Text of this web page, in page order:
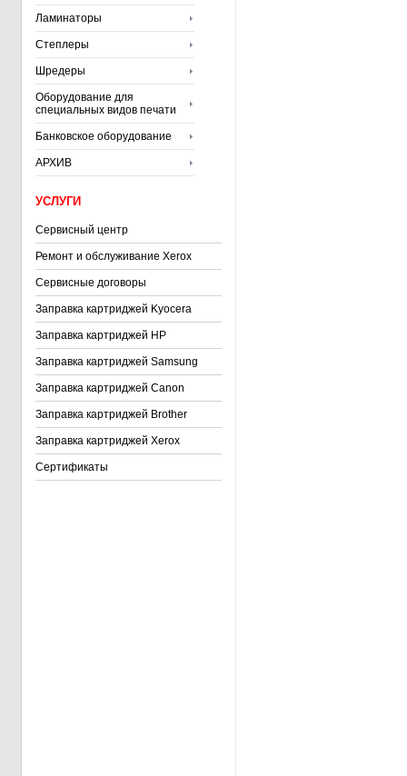
Ламинаторы
Степлеры
Шредеры
Оборудование для
специальных видов печати
Банковское оборудование
АРХИВ
УСЛУГИ
Сервисный центр
Ремонт и обслуживание Xerox
Сервисные договоры
Заправка картриджей Kyocera
Заправка картриджей HP
Заправка картриджей Samsung
Заправка картриджей Canon
Заправка картриджей Brother
Заправка картриджей Xerox
Сертификаты